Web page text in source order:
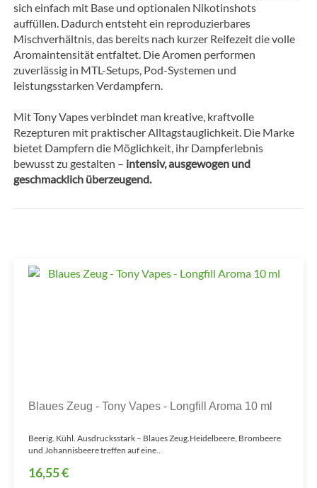
sich einfach mit Base und optionalen Nikotinshots
auffüllen. Dadurch entsteht ein reproduzierbares
Mischverhältnis, das bereits nach kurzer Reifezeit die volle
Aromaintensität entfaltet. Die Aromen performen
zuverlässig in MTL-Setups, Pod-Systemen und
leistungsstarken Verdampfern.
Mit Tony Vapes verbindet man kreative, kraftvolle
Rezepturen mit praktischer Alltagstauglichkeit. Die Marke
bietet Dampfern die Möglichkeit, ihr Dampferlebnis
bewusst zu gestalten – intensiv, ausgewogen und
geschmacklich überzeugend.
Blaues Zeug - Tony Vapes - Longfill Aroma 10 ml
Beerig. Kühl. Ausdrucksstark – Blaues Zeug.Heidelbeere, Brombeere
und Johannisbeere treffen auf eine..
16,55 €